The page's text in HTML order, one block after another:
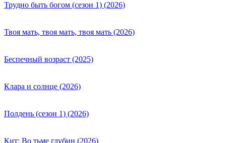
Трудно быть богом (сезон 1) (2026)
Твоя мать, твоя мать, твоя мать (2026)
Беспечный возраст (2025)
Клара и солнце (2026)
Полдень (сезон 1) (2026)
Кит: Во тьме глубин (2026)